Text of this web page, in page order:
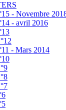
- Novembre
- avril 2016
- Mars 2014